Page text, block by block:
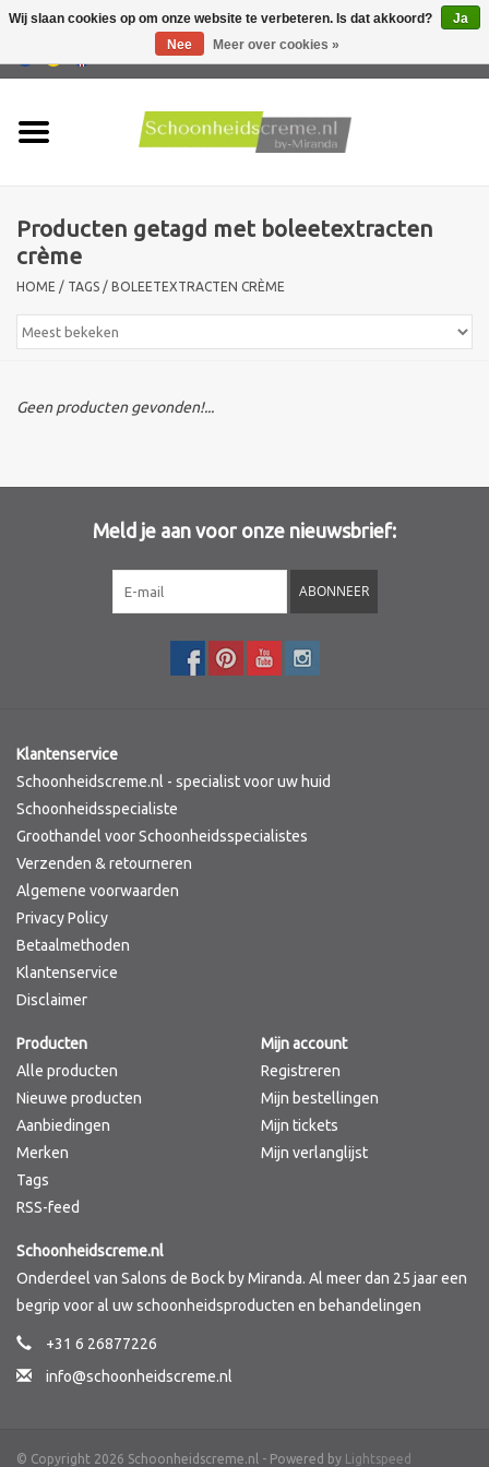
Producten
Huidproblemen
Mannen verzorging
Acties
Sothys Paris
Fusion Meso
PCA SKINCARE
Ekseption Skincare
Blog
Producten getagd met boleetextracten
crème
HOME / TAGS / BOLEETEXTRACTEN CRÈME
Geen producten gevonden!...
Meld je aan voor onze nieuwsbrief:
ABONNEER
Klantenservice
Schoonheidscreme.nl - specialist voor uw huid
Schoonheidsspecialiste
Groothandel voor Schoonheidsspecialistes
Verzenden & retourneren
Algemene voorwaarden
Privacy Policy
Betaalmethoden
Klantenservice
Disclaimer
Producten
Alle producten
Nieuwe producten
Aanbiedingen
Merken
Tags
RSS-feed
Mijn account
Registreren
Mijn bestellingen
Mijn tickets
Mijn verlanglijst
Schoonheidscreme.nl
Onderdeel van Salons de Bock by Miranda. Al meer dan 25 jaar een
begrip voor al uw schoonheidsproducten en behandelingen
+31 6 26877226
info@schoonheidscreme.nl
© Copyright 2026 Schoonheidscreme.nl - Powered by Lightspeed
Wij slaan cookies op om onze website te verbeteren. Is dat akkoord?
Ja
Nee
Meer over cookies »